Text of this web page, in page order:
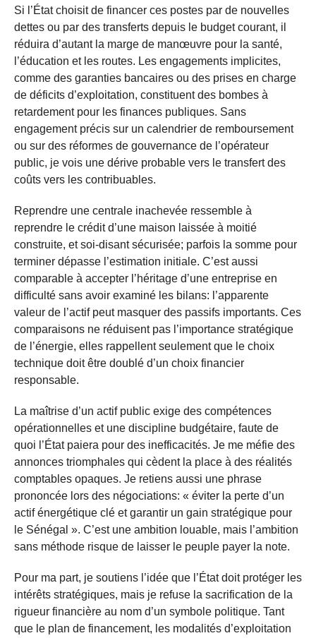
Si l’État choisit de financer ces postes par de nouvelles
dettes ou par des transferts depuis le budget courant, il
réduira d’autant la marge de manœuvre pour la santé,
l’éducation et les routes. Les engagements implicites,
comme des garanties bancaires ou des prises en charge
de déficits d’exploitation, constituent des bombes à
retardement pour les finances publiques. Sans
engagement précis sur un calendrier de remboursement
ou sur des réformes de gouvernance de l’opérateur
public, je vois une dérive probable vers le transfert des
coûts vers les contribuables.
Reprendre une centrale inachevée ressemble à
reprendre le crédit d’une maison laissée à moitié
construite, et soi-disant sécurisée; parfois la somme pour
terminer dépasse l’estimation initiale. C’est aussi
comparable à accepter l’héritage d’une entreprise en
difficulté sans avoir examiné les bilans: l’apparente
valeur de l’actif peut masquer des passifs importants. Ces
comparaisons ne réduisent pas l’importance stratégique
de l’énergie, elles rappellent seulement que le choix
technique doit être doublé d’un choix financier
responsable.
La maîtrise d’un actif public exige des compétences
opérationnelles et une discipline budgétaire, faute de
quoi l’État paiera pour des inefficacités. Je me méfie des
annonces triomphales qui cèdent la place à des réalités
comptables opaques. Je retiens aussi une phrase
prononcée lors des négociations: « éviter la perte d’un
actif énergétique clé et garantir un gain stratégique pour
le Sénégal ». C’est une ambition louable, mais l’ambition
sans méthode risque de laisser le peuple payer la note.
Pour ma part, je soutiens l’idée que l’État doit protéger les
intérêts stratégiques, mais je refuse la sacrification de la
rigueur financière au nom d’un symbole politique. Tant
que le plan de financement, les modalités d’exploitation